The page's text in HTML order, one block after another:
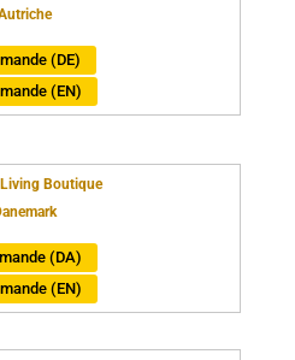
(DE)
(EN)
Living Boutique
(DA)
(EN)